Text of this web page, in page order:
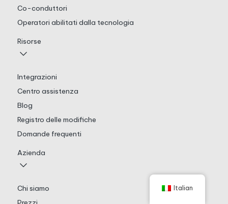
Co-conduttori
Operatori abilitati dalla tecnologia
Risorse
Integrazioni
Centro assistenza
Blog
Registro delle modifiche
Domande frequenti
Azienda
Chi siamo
Italian